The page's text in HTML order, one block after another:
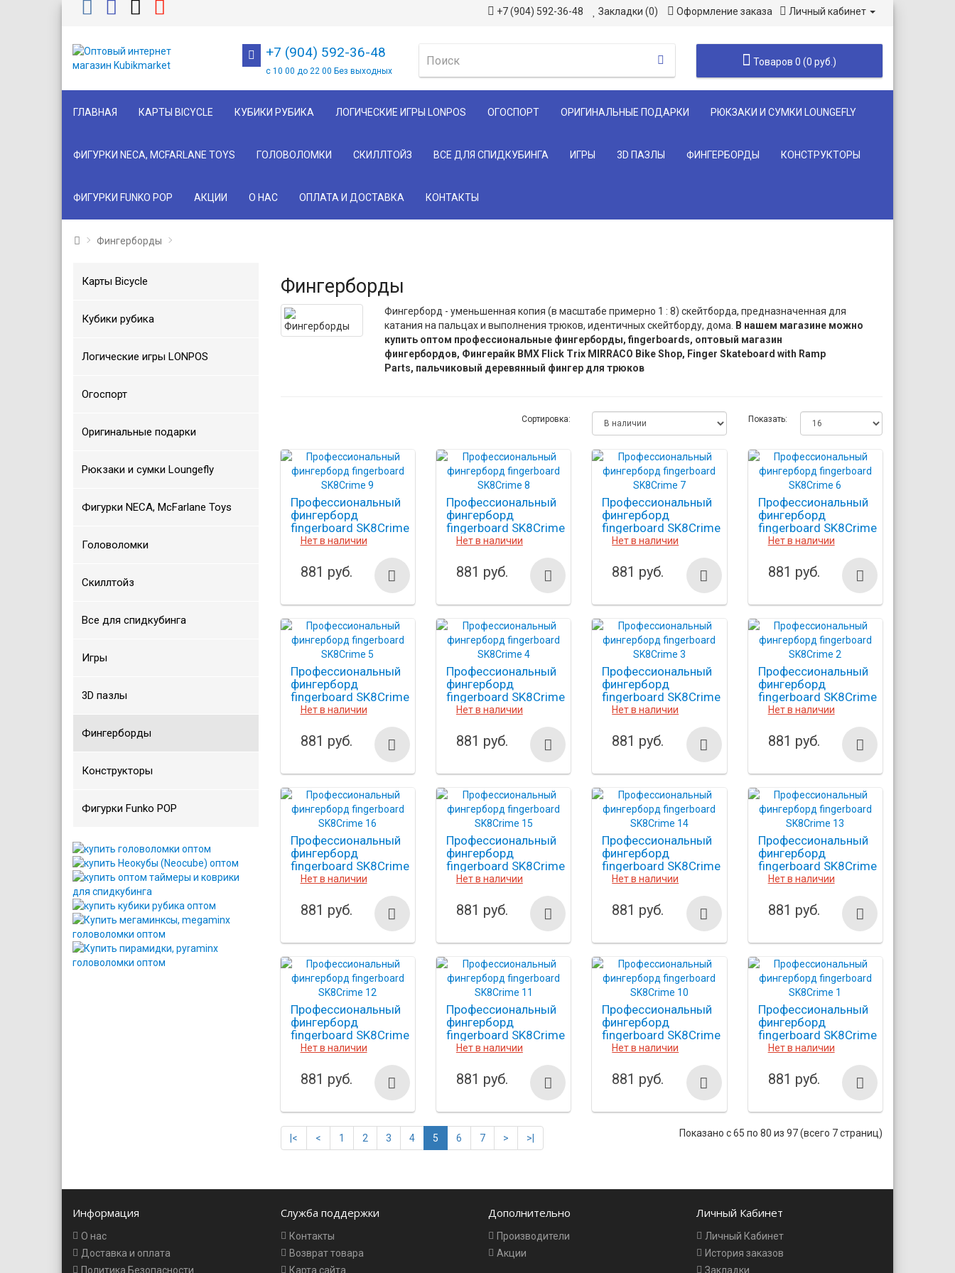
+7 (904) 592-36-48 Закладки (0) Оформление заказа Личный кабинет
+7 (904) 592-36-48
с 10 00 до 22 00 Без выходных
Товаров 0 (0 руб.)
ГЛАВНАЯ КАРТЫ BICYCLE КУБИКИ РУБИКА ЛОГИЧЕСКИЕ ИГРЫ LONPOS ОГОСПОРТ ОРИГИНАЛЬНЫЕ ПОДАРКИ РЮКЗАКИ И СУМКИ LOUNGEFLY
ФИГУРКИ NECA, MCFARLANE TOYS ГОЛОВОЛОМКИ СКИЛЛТОЙЗ ВСЕ ДЛЯ СПИДКУБИНГА ИГРЫ 3D ПАЗЛЫ ФИНГЕРБОРДЫ КОНСТРУКТОРЫ
ФИГУРКИ FUNKO POP АКЦИИ О НАС ОПЛАТА И ДОСТАВКА КОНТАКТЫ
Фингерборды
Карты Bicycle
Кубики рубика
Логические игры LONPOS
Огоспорт
Оригинальные подарки
Рюкзаки и сумки Loungefly
Фигурки NECA, McFarlane Toys
Головоломки
Скиллтойз
Все для спидкубинга
Игры
3D пазлы
Фингерборды
Конструкторы
Фигурки Funko POP
Фингерборды
Фингерборд - уменьшенная копия (в масштабе примерно 1 : 8) скейтборда, предназначенная для
катания на пальцах и выполнения трюков, идентичных скейтборду, дома.
В нашем магазине можно
купить оптом профессиональные фингерборды, fingerboards, оптовый магазин
фингербордов, Фингерайк BMX Flick Trix MIRRACO Bike Shop, Finger Skateboard with Ramp
Parts, пальчиковый деревянный фингер для трюков
Сортировка: Показать:
Профессиональный
фингерборд
fingerboard SK8Crime
Нет в наличии
881 руб.
Профессиональный
фингерборд
fingerboard SK8Crime
Нет в наличии
881 руб.
Профессиональный
фингерборд
fingerboard SK8Crime
Нет в наличии
881 руб.
Профессиональный
фингерборд
fingerboard SK8Crime
Нет в наличии
881 руб.
Профессиональный
фингерборд
fingerboard SK8Crime
Нет в наличии
881 руб.
Профессиональный
фингерборд
fingerboard SK8Crime
Нет в наличии
881 руб.
Профессиональный
фингерборд
fingerboard SK8Crime
Нет в наличии
881 руб.
Профессиональный
фингерборд
fingerboard SK8Crime
Нет в наличии
881 руб.
Профессиональный
фингерборд
fingerboard SK8Crime
16Нет в наличии
881 руб.
Профессиональный
фингерборд
fingerboard SK8Crime
15Нет в наличии
881 руб.
Профессиональный
фингерборд
fingerboard SK8Crime
14Нет в наличии
881 руб.
Профессиональный
фингерборд
fingerboard SK8Crime
13Нет в наличии
881 руб.
Профессиональный
фингерборд
fingerboard SK8Crime
12Нет в наличии
881 руб.
Профессиональный
фингерборд
fingerboard SK8Crime
11Нет в наличии
881 руб.
Профессиональный
фингерборд
fingerboard SK8Crime
10Нет в наличии
881 руб.
Профессиональный
фингерборд
fingerboard SK8Crime
Нет в наличии
881 руб.
|< < 1 2 3 4 5 6 7 > >| Показано с 65 по 80 из 97 (всего 7 страниц)
Информация
О нас
Доставка и оплата
Политика Безопасности
Служба поддержки
Контакты
Возврат товара
Карта сайта
Дополнительно
Производители
Акции
Личный Кабинет
Личный Кабинет
История заказов
Закладки